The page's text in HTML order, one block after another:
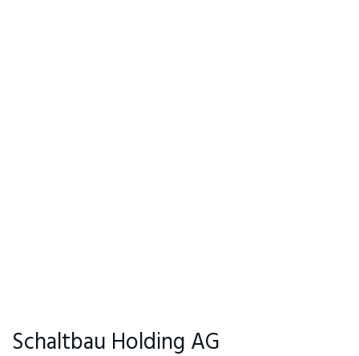
Schaltbau Holding AG